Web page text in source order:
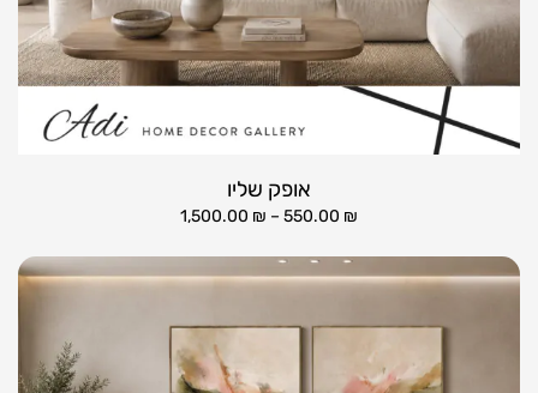
אופק שליו
550.00 ₪
–
1,500.00 ₪